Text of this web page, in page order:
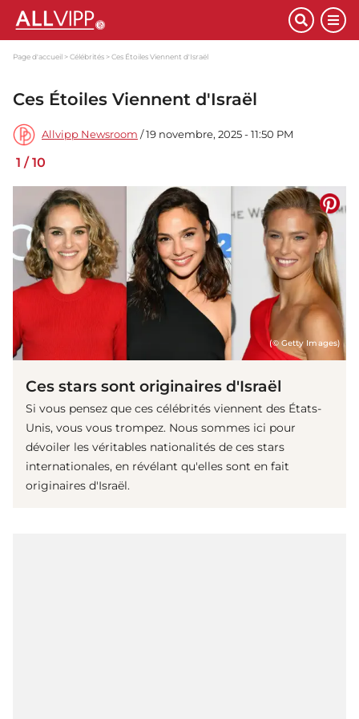
Page d'accueil Célébrités Ces Étoiles Viennent d'Israël
Ces Étoiles Viennent d'Israël
Allvipp Newsroom / 19 novembre, 2025 - 11:50 PM
1 /10
(© Getty Images)
Ces stars sont originaires d'Israël
Si vous pensez que ces célébrités viennent des États-
Unis, vous vous trompez. Nous sommes ici pour
dévoiler les véritables nationalités de ces stars
internationales, en révélant qu'elles sont en fait
originaires d'Israël.